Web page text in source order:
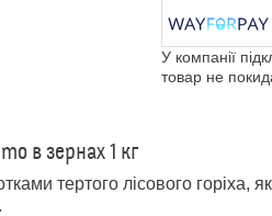
У компанії
товар не
в зернах 1 кг
тертого лісового горіха,